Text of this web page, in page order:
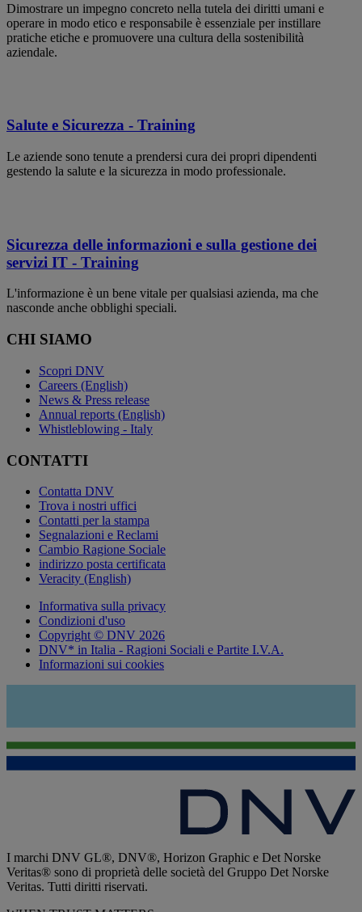
Dimostrare un impegno concreto nella tutela dei diritti umani e
operare in modo etico e responsabile è essenziale per instillare
pratiche etiche e promuovere una cultura della sostenibilità
aziendale.
Salute e Sicurezza - Training
Le aziende sono tenute a prendersi cura dei propri dipendenti
gestendo la salute e la sicurezza in modo professionale.
Sicurezza delle informazioni e sulla gestione dei
servizi IT - Training
L'informazione è un bene vitale per qualsiasi azienda, ma che
nasconde anche obblighi speciali.
CHI SIAMO
Scopri DNV
Careers (English)
News & Press release
Annual reports (English)
Whistleblowing - Italy
CONTATTI
Contatta DNV
Trova i nostri uffici
Contatti per la stampa
Segnalazioni e Reclami
Cambio Ragione Sociale
indirizzo posta certificata
Veracity (English)
Informativa sulla privacy
Condizioni d'uso
Copyright © DNV 2026
DNV* in Italia - Ragioni Sociali e Partite I.V.A.
Informazioni sui cookies
I marchi DNV GL®, DNV®, Horizon Graphic e Det Norske
Veritas® sono di proprietà delle società del Gruppo Det Norske
Veritas. Tutti diritti riservati.